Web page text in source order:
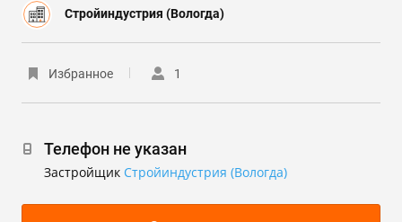
Стройиндустрия (Вологда)
Избранное 1
Телефон не указан
Застройщик Стройиндустрия (Вологда)